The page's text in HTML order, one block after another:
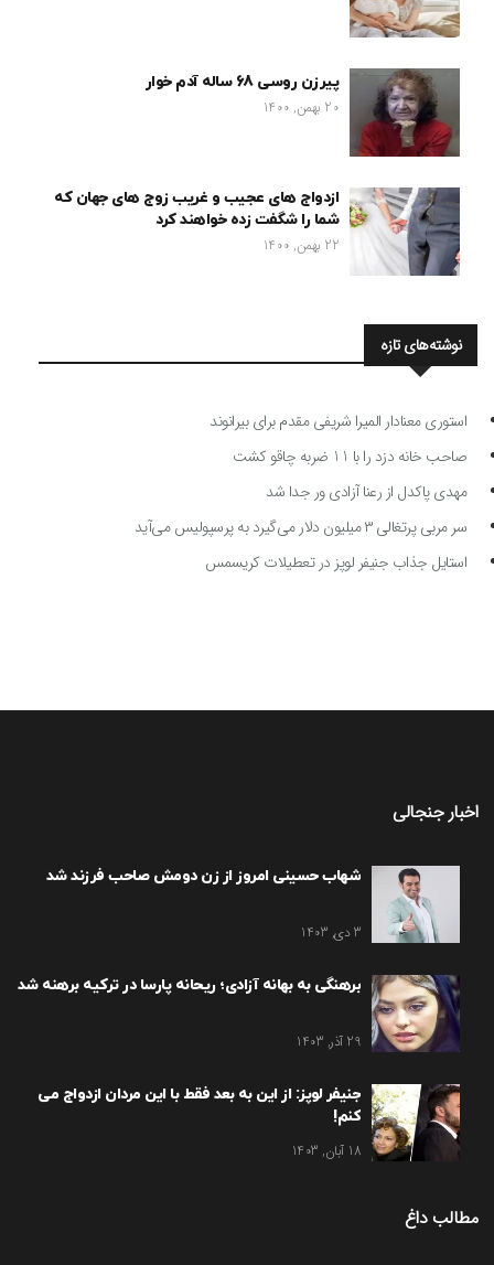
پیرزن روسی 68 ساله آدم خوار
20 بهمن, 1400
ازدواج های عجیب و غریب زوج های جهان که
شما را شگفت زده خواهند کرد
22 بهمن, 1400
نوشته‌های تازه
استوری معنادار المیرا شریفی مقدم برای بیرانوند
صاحب خانه دزد را با 11 ضربه چاقو کشت
مهدی پاکدل از رعنا آزادی ور جدا شد
سر مربی پرتغالی ۳ میلیون دلار می‌گیرد به پرسپولیس می‌آید
استایل جذاب جنیفر لوپز در تعطیلات کریسمس
اخبار جنجالی
شهاب حسینی امروز از زن دومش صاحب فرزند شد
3 دی, 1403
برهنگی به بهانه آزادی؛ ریحانه پارسا در ترکیه برهنه شد
29 آذر, 1403
جنیفر لوپز: از این به بعد فقط با این مردان ازدواج می
کنم!
18 آبان, 1403
مطالب داغ